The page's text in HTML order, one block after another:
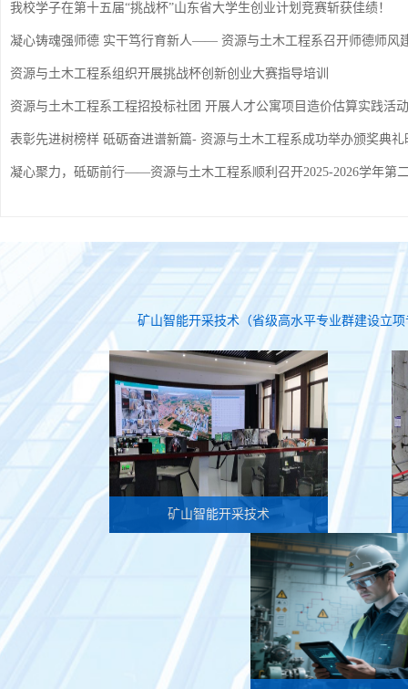
我校学子在第十五届“挑战杯”山东省大学生创业计划竞赛斩获佳绩！
凝心铸魂强师德 实干笃行育新人—— 资源与土木工程系召开师德师风
资源与土木工程系组织开展挑战杯创新创业大赛指导培训
资源与土木工程系工程招投标社团​ 开展人才公寓项目造价估算实践活动
表彰先进树榜样 砥砺奋进谱新篇-​ 资源与土木工程系成功举办颁奖典礼
凝心聚力，砥砺前行——资源与土木工程系顺利召开2025-2026学年第
矿山智能开采技术（省级高水平专业群建设立
矿山智能开采技术